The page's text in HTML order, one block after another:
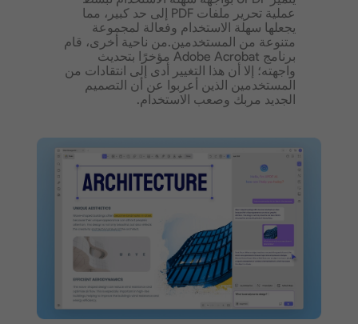
عملية تحرير ملفات PDF إلى حد كبير، مما
يجعلها سهلة الاستخدام وفعالة لمجموعة
متنوعة من المستخدمين.من ناحية أخرى، قام
برنامج Adobe Acrobat مؤخرًا بتحديث
واجهته؛ إلا أن هذا التغيير أدى إلى انتقادات من
المستخدمين الذين أعربوا عن أن التصميم
الجديد مربك وصعب الاستخدام.